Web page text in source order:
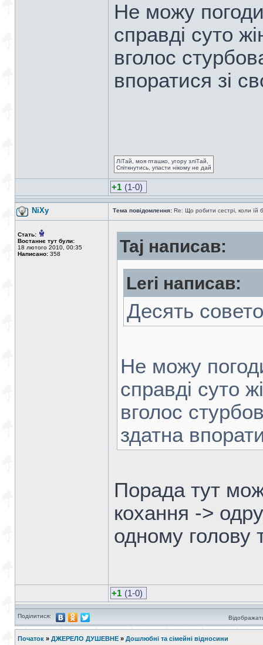
Не можу
справді суто
вголос
впоратися зі
ЛіТай, моя пташко, угору зліТай,
Спіткнутись, упасти нікому не дай
+1 (1-0)
NiXy Тема повідомлення: Re: Що робити сестрі, коли їй
Стать:
Востаннє тут були:
18 лютого 2010, 00:35
Написано: 358
Taj написав:
Leri написав:
Десять
Не можу
справді суто
вголос
здатна
Порада тут
кохання ->
одному голову
+1 (1-0)
Поділитися:
Початок » ДЖЕРЕЛО ДУШЕВНЕ » Дошлюбні та сімейні відносини